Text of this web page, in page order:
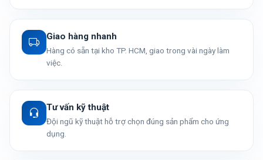
Giao hàng nhanh
Hàng có sẵn tại kho TP. HCM, giao trong vài ngày làm
việc.
Tư vấn kỹ thuật
Đội ngũ kỹ thuật hỗ trợ chọn đúng sản phẩm cho ứng
dụng.